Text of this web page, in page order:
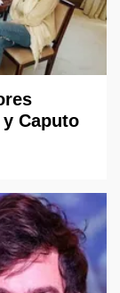
y Caputo